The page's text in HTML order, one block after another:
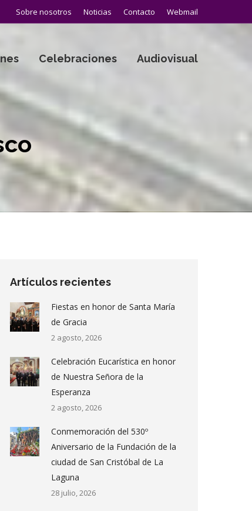
Sobre nosotros Noticias Contacto Webmail
Celebraciones Audiovisual
Artículos recientes
Fiestas en honor de Santa María
de Gracia
2 agosto, 2026
Celebración Eucarística en honor
de Nuestra Señora de la
Esperanza
2 agosto, 2026
Conmemoración del 530º
Aniversario de la Fundación de la
ciudad de San Cristóbal de La
Laguna
28 julio, 2026